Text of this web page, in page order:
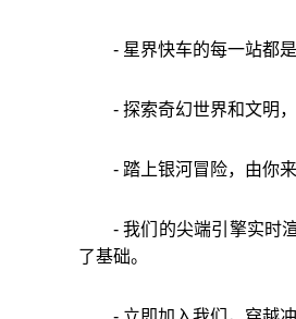
- 星界快车的每一站都
- 探索奇幻世界和文明
- 踏上银河冒险，由你来
- 我们的尖端引擎实时
了基础。